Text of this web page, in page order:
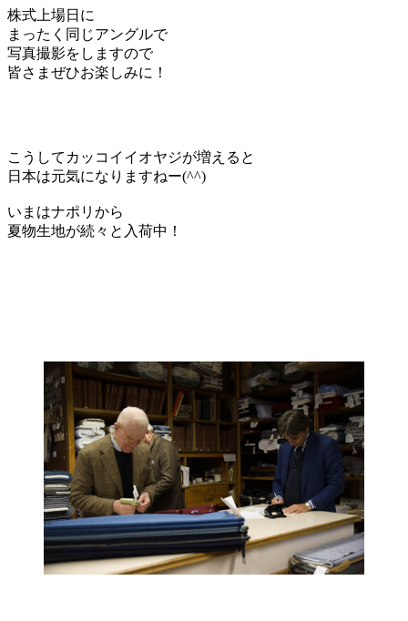
株式上場日に
まったく同じアングルで
写真撮影をしますので
皆さまぜひお楽しみに！
こうしてカッコイイオヤジが増えると
日本は元気になりますねー(^^)
いまはナポリから
夏物生地が続々と入荷中！